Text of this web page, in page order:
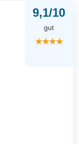
9,1/10
gut
★★★★